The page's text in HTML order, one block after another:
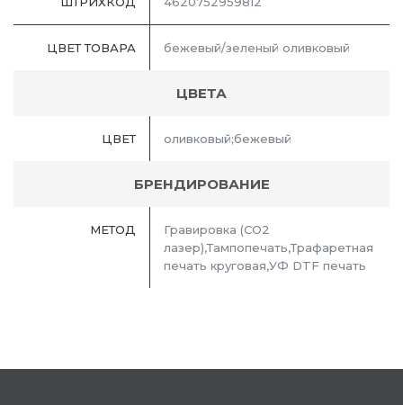
ЦВЕТ ТОВАРА бежевый/зеленый оливковый
ЦВЕТА
ЦВЕТ оливковый;бежевый
БРЕНДИРОВАНИЕ
МЕТОД
Гравировка (CO2
лазер),Тампопечать,Трафаретная
печать круговая,УФ DTF печать